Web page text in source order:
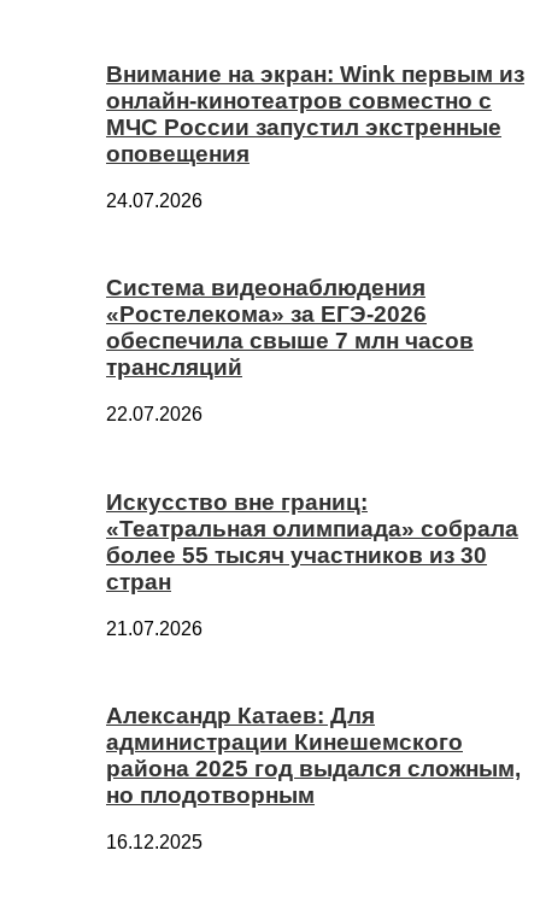
Внимание на экран: Wink первым из
онлайн-кинотеатров совместно с
МЧС России запустил экстренные
оповещения
24.07.2026
Система видеонаблюдения
«Ростелекома» за ЕГЭ-2026
обеспечила свыше 7 млн часов
трансляций
22.07.2026
Искусство вне границ:
«Театральная олимпиада» собрала
более 55 тысяч участников из 30
стран
21.07.2026
Александр Катаев: Для
администрации Кинешемского
района 2025 год выдался сложным,
но плодотворным
16.12.2025